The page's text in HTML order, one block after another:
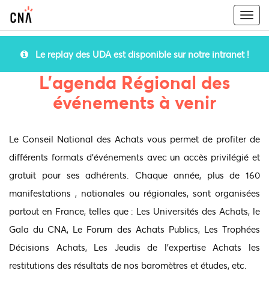
Le replay des UDA est disponible sur notre intranet !
L'agenda Régional des
événements à venir
Le Conseil National des Achats vous permet de profiter de
différents formats d’événements avec un accès privilégié et
gratuit pour ses adhérents. Chaque année, plus de 160
manifestations , nationales ou régionales, sont organisées
partout en France, telles que : Les Universités des Achats, le
Gala du CNA, Le Forum des Achats Publics, Les Trophées
Décisions Achats, Les Jeudis de l’expertise Achats les
restitutions des résultats de nos baromètres et études, etc.